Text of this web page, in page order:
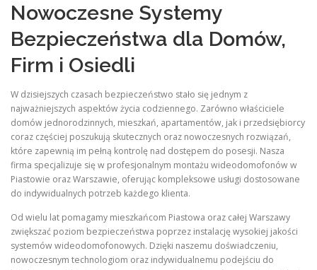
Nowoczesne Systemy
Bezpieczeństwa dla Domów,
Firm i Osiedli
W dzisiejszych czasach bezpieczeństwo stało się jednym z
najważniejszych aspektów życia codziennego. Zarówno właściciele
domów jednorodzinnych, mieszkań, apartamentów, jak i przedsiębiorcy
coraz częściej poszukują skutecznych oraz nowoczesnych rozwiązań,
które zapewnią im pełną kontrolę nad dostępem do posesji. Nasza
firma specjalizuje się w profesjonalnym montażu wideodomofonów w
Piastowie oraz Warszawie, oferując kompleksowe usługi dostosowane
do indywidualnych potrzeb każdego klienta.
Od wielu lat pomagamy mieszkańcom Piastowa oraz całej Warszawy
zwiększać poziom bezpieczeństwa poprzez instalację wysokiej jakości
systemów wideodomofonowych. Dzięki naszemu doświadczeniu,
nowoczesnym technologiom oraz indywidualnemu podejściu do